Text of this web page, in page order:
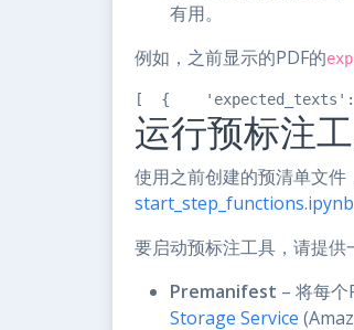
有用。
例如，之前显示的PDF的
[  {
运行预标注
使用之前创建的预清单文
start_step_functions.ipynb
要启动预标注工具，请提供
Premanifest – 将每
Storage Service